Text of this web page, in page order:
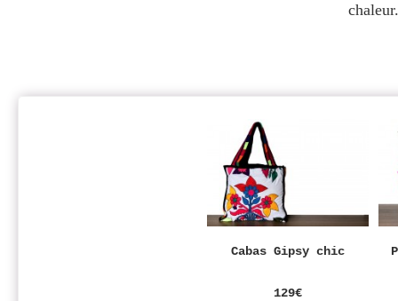
chaleur.
Cabas Gipsy chic
129€